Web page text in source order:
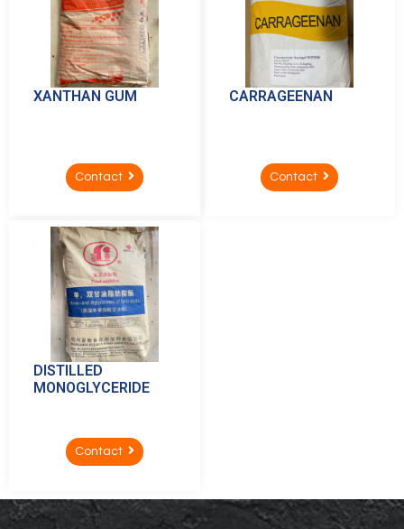
XANTHAN GUM
Contact
CARRAGEENAN
Contact
DISTILLED
MONOGLYCERIDE
Contact